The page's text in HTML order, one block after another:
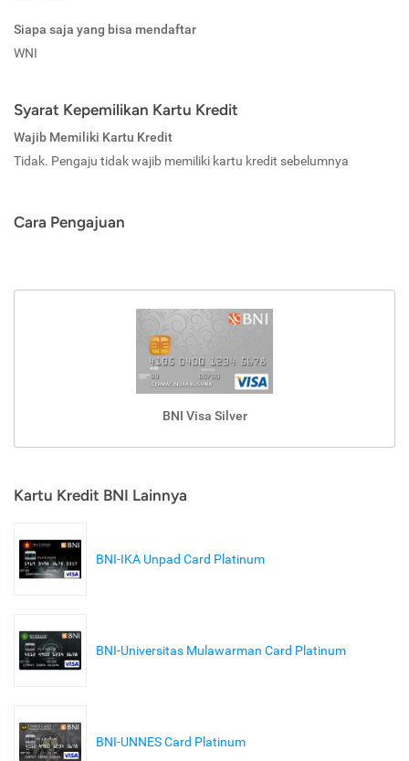
Siapa saja yang bisa mendaftar
WNI
Syarat Kepemilikan Kartu Kredit
Wajib Memiliki Kartu Kredit
Tidak. Pengaju tidak wajib memiliki kartu kredit sebelumnya
Cara Pengajuan
BNI Visa Silver
Kartu Kredit BNI Lainnya
BNI-IKA Unpad Card Platinum
BNI-Universitas Mulawarman Card Platinum
BNI-UNNES Card Platinum